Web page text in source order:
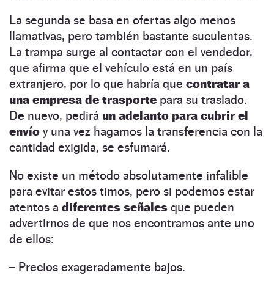
La segunda se basa en ofertas algo menos
llamativas, pero también bastante suculentas.
La trampa surge al contactar con el vendedor,
que afirma que el vehículo está en un país
extranjero, por lo que habría que contratar a
una empresa de trasporte para su traslado.
De nuevo, pedirá un adelanto para cubrir el
envío y una vez hagamos la transferencia con la
cantidad exigida, se esfumará.
No existe un método absolutamente infalible
para evitar estos timos, pero si podemos estar
atentos a diferentes señales que pueden
advertirnos de que nos encontramos ante uno
de ellos:
– Precios exageradamente bajos.